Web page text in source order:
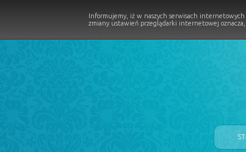
Informujemy, iż w naszych serwisach internetowych
zmiany ustawień przeglądarki internetowej